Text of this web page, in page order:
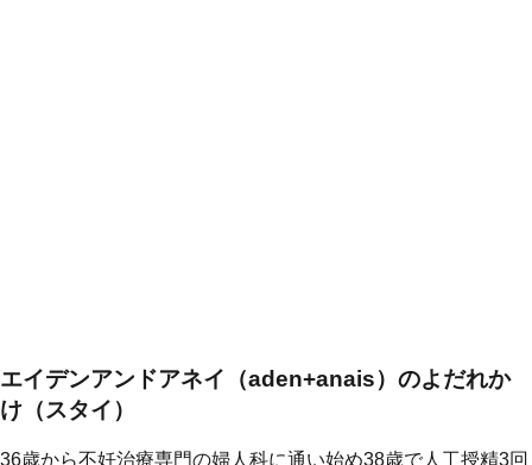
エイデンアンドアネイ（aden+anais）のよだれか
け（スタイ）
36歳から不妊治療専門の婦人科に通い始め38歳で人工授精3回